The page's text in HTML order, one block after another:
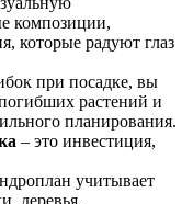
композиции,
которые радуют глаз
при посадке, вы
растений и
планирования.
– это инвестиция,
учитывает
деревья,